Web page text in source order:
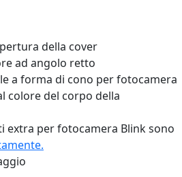
della cover
ad angolo retto
a forma di cono per fotocamera
colore del corpo della
extra per fotocamera Blink sono